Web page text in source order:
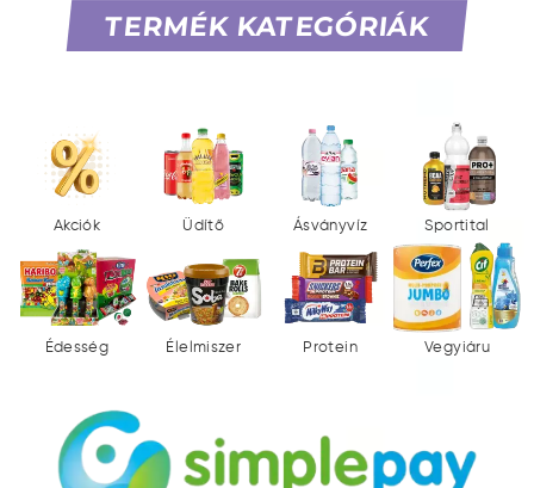
TERMÉK KATEGÓRIÁK
Akciók Üdítő Ásványvíz Sportital
Édesség Élelmiszer Protein Vegyiáru